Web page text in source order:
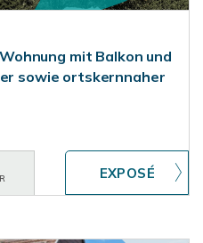
mit Balkon und
sowie ortskernnaher